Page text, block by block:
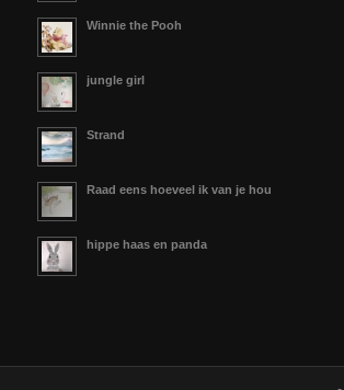
Winnie the Pooh
jungle girl
Strand
Raad eens hoeveel ik van je hou
hippe haas en panda